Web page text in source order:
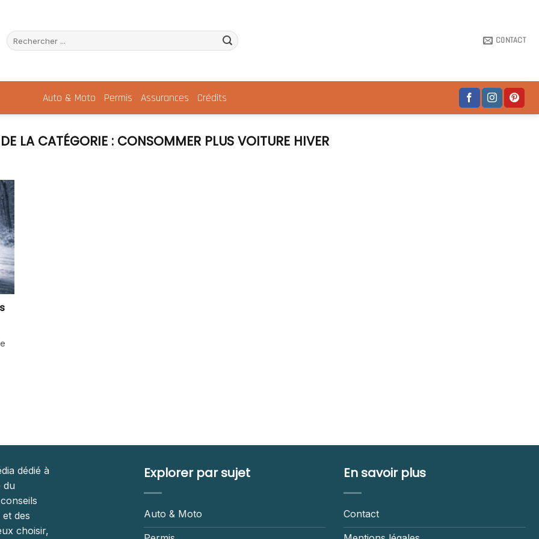
CONTACT
Auto & Moto Permis Assurances Crédits
CONSOMMER PLUS VOITURE HIVER
dédié à
du
des
choisir,
Explorer par sujet
Auto & Moto
En savoir plus
Contact